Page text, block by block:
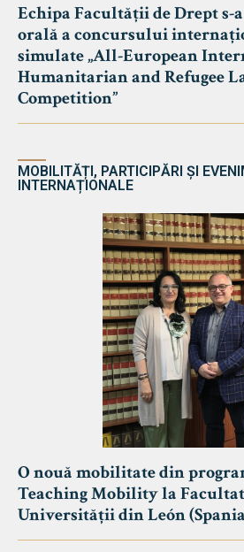
Echipa Facultății de Drept s-
orală a concursului
simulate „All-European
Humanitarian and Refugee
Competition”
MOBILITĂȚI, PARTICIPĂRI ȘI
INTERNAȚIONALE
O nouă mobilitate din
Teaching Mobility la
Universității din León